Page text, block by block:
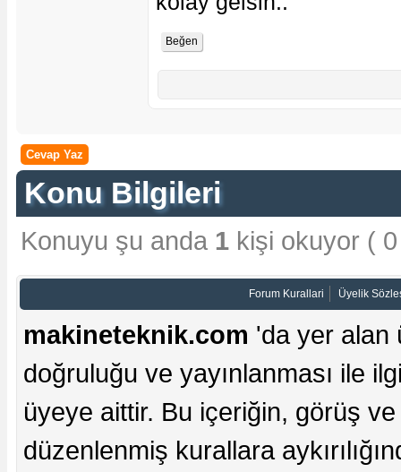
Cevap Yaz
Konu Bilgileri
Konuyu şu anda 1 kişi okuyor (
Forum Kurallari Üyelik
makineteknik.com 'da yer alan
doğruluğu ve yayınlanması ile
üyeye aittir. Bu içeriğin, görüş
düzenlenmiş kurallara